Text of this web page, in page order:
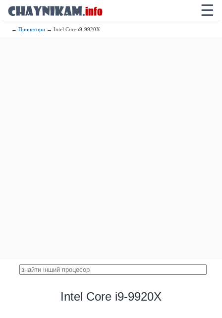
☰
→Процесори → Intel Core i9-9920X
Intel Core i9-9920X